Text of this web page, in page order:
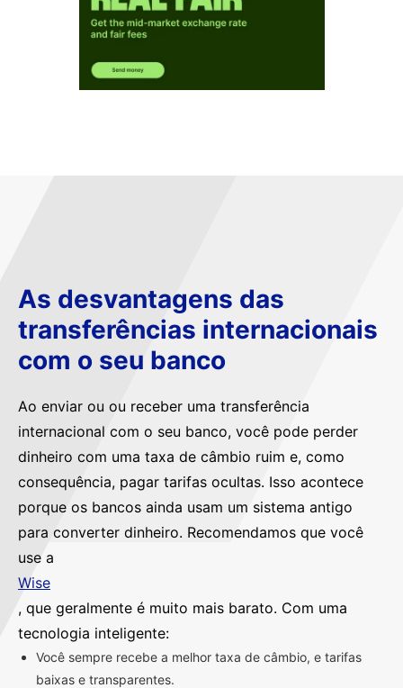
As desvantagens das
transferências internacionais
com o seu banco
Ao enviar ou ou receber uma transferência
internacional com o seu banco, você pode perder
dinheiro com uma taxa de câmbio ruim e, como
consequência, pagar tarifas ocultas. Isso acontece
porque os bancos ainda usam um sistema antigo
para converter dinheiro. Recomendamos que você
use a
Wise
, que geralmente é muito mais barato. Com uma
tecnologia inteligente:
Você sempre recebe a melhor taxa de câmbio, e tarifas
baixas e transparentes.